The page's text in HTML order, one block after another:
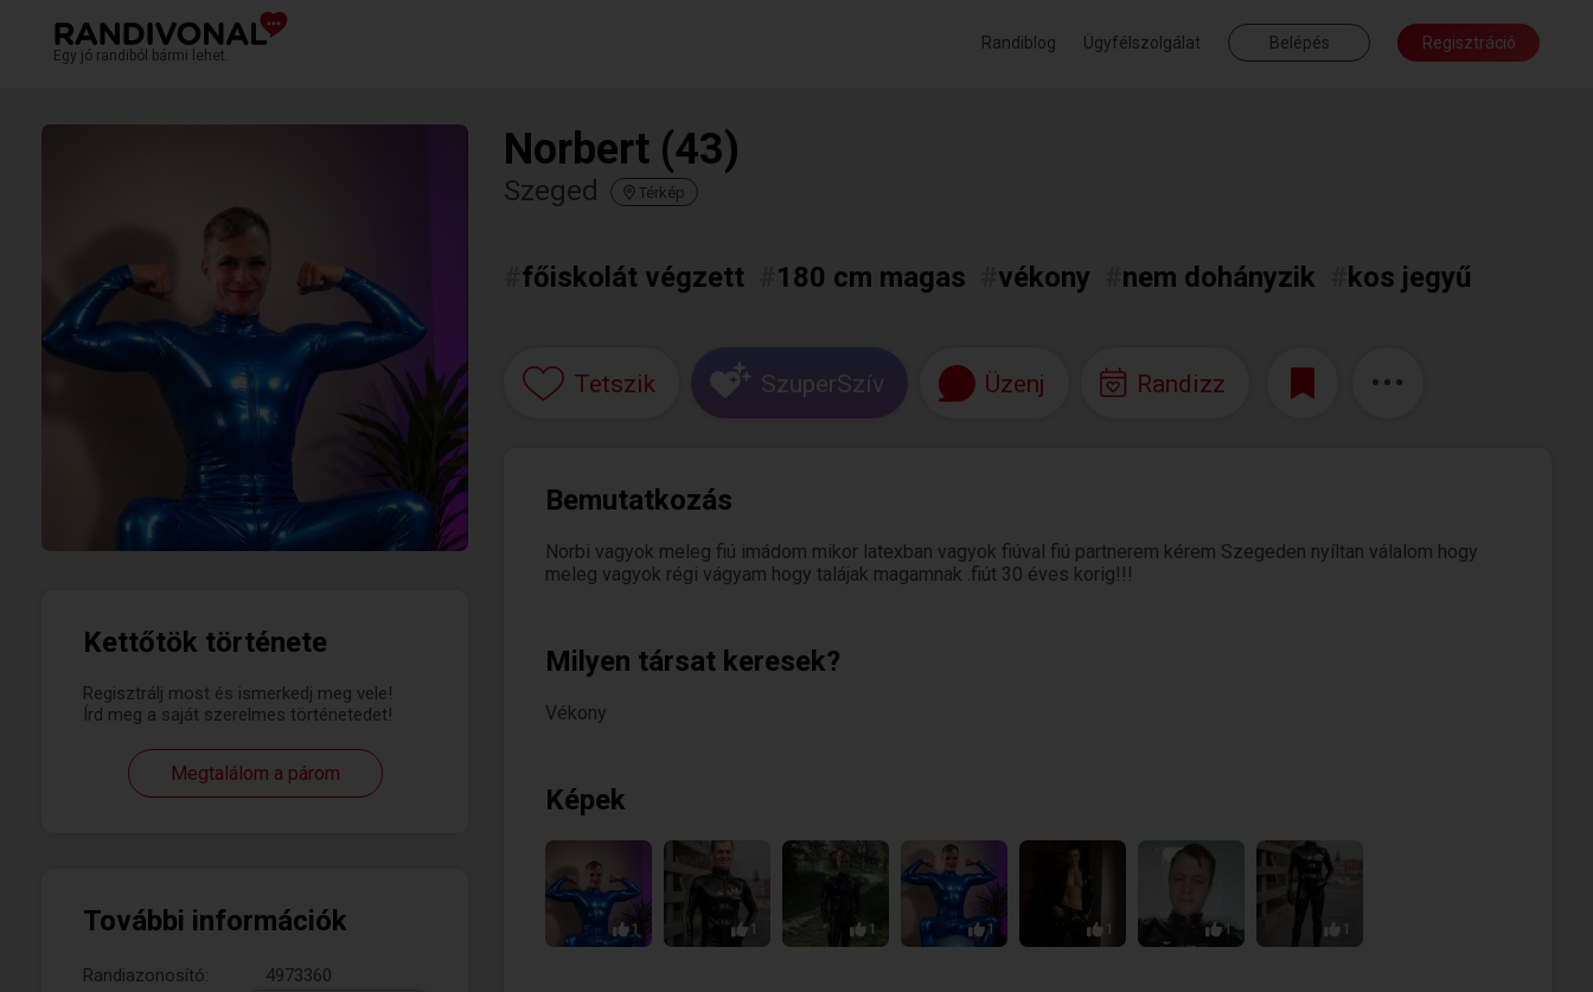
Egy jó randiból bármi lehet.
Randiblog Ügyfélszolgálat Belépés Regisztráció
Kettőtök története
Regisztrálj most és ismerkedj meg vele!
Írd meg a saját szerelmes történetedet!
Megtalálom a párom
További információk
Randiazonosító:
4973360
Norbert (43)
Szeged Térkép
főiskolát végzett 180 cm magas vékony nem dohányzik kos jegyű
Tetszik SzuperSzív Üzenj Randizz
Bemutatkozás
Norbi vagyok meleg fiú imádom mikor latexban vagyok fiúval fiú partnerem kérem Szegeden nyíltan válalom hogy
meleg vagyok régi vágyam hogy talájak magamnak .fiút 30 éves korig!!!
Milyen társat keresek?
Vékony
Képek
1 1 1 1 1 1 1